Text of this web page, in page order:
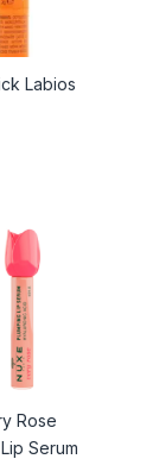
Labios
Rose
Serum